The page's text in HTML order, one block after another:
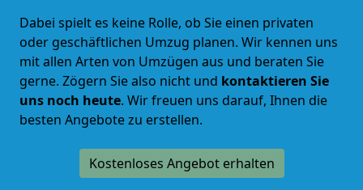
Dabei spielt es keine Rolle, ob Sie einen privaten
oder geschäftlichen Umzug planen. Wir kennen uns
mit allen Arten von Umzügen aus und beraten Sie
gerne. Zögern Sie also nicht und kontaktieren Sie
uns noch heute. Wir freuen uns darauf, Ihnen die
besten Angebote zu erstellen.
Kostenloses Angebot erhalten